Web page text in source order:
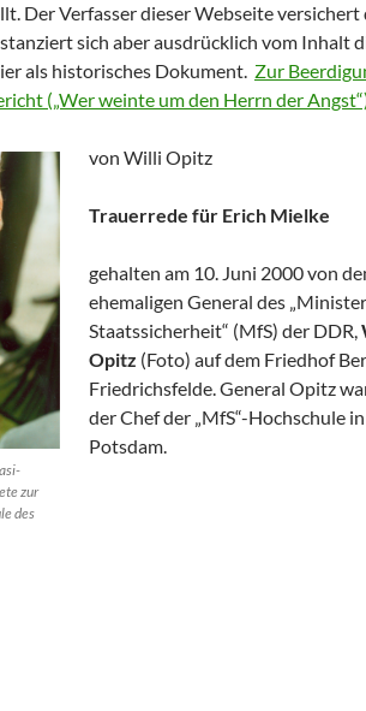
Der Verfasser dieser Webseite versichert
sich aber ausdrücklich vom Inhalt
als historisches Dokument. Zur
(„Wer weinte um den Herrn der
zur
des
von Willi Opitz
Trauerrede für Erich Mielke
gehalten am 10. Juni 2000 von
ehemaligen General des
Staatssicherheit“ (MfS) der DDR,
Opitz (Foto) auf dem Friedhof
Friedrichsfelde. General Opitz
der Chef der „MfS“-Hochschule in
Potsdam.